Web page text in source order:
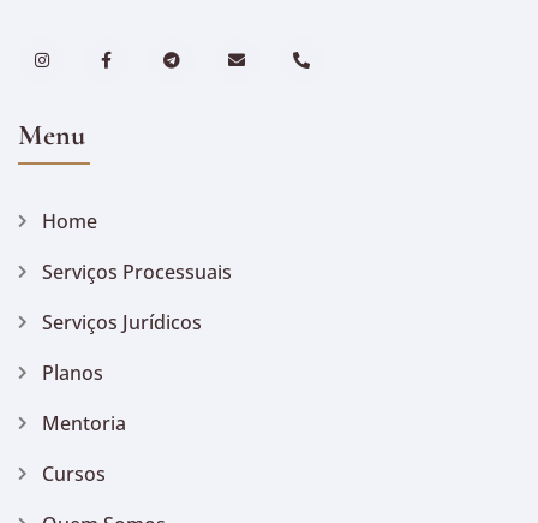
Menu
Home
Serviços Processuais
Serviços Jurídicos
Planos
Mentoria
Cursos